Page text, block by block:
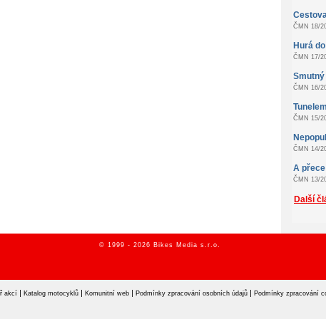
ČMN 18/
Hurá
ČMN 17/
Smutný
ČMN 16/
ČMN 15/
ČMN 14/
A
ČMN 13/
Další
© 1999 - 2026 Bikes Media s.r.o.
akcí| Katalog motocyklů| Komunitní web| Podmínky zpracování osobních údajů| Podmínky zpracování